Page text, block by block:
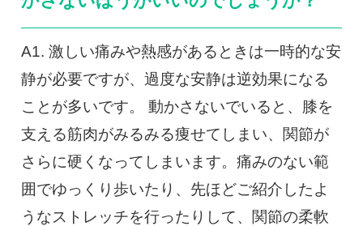
A1. 激しい痛みや熱感があるときは一時的な安
静が必要ですが、過度な安静は逆効果になる
ことが多いです。 動かさないでいると、膝を
支える筋肉がみるみる痩せてしまい、関節が
さらに硬くなってしまいます。痛みのない範
囲でゆっくり歩いたり、先ほどご紹介したよ
うなストレッチを行ったりして、関節の柔軟